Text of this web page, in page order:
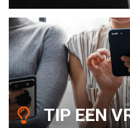
TIP EEN